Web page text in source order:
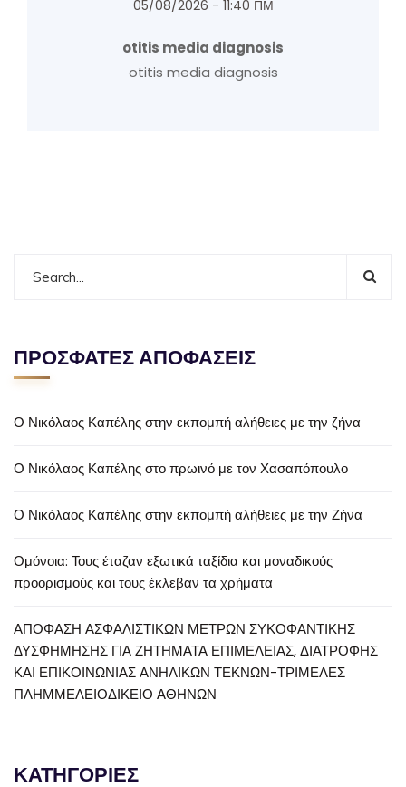
05/08/2026 - 11:40 ΠΜ
otitis media diagnosis
otitis media diagnosis
ΠΡΟΣΦΑΤΕΣ ΑΠΟΦΑΣΕΙΣ
Ο Νικόλαος Καπέλης στην εκπομπή αλήθειες με την ζήνα
Ο Νικόλαος Καπέλης στο πρωινό με τον Χασαπόπουλο
Ο Νικόλαος Καπέλης στην εκπομπή αλήθειες με την Ζήνα
Ομόνοια: Τους έταζαν εξωτικά ταξίδια και μοναδικούς
προορισμούς και τους έκλεβαν τα χρήματα
ΑΠΟΦΑΣΗ ΑΣΦΑΛΙΣΤΙΚΩΝ ΜΕΤΡΩΝ ΣΥΚΟΦΑΝΤΙΚΗΣ
ΔΥΣΦΗΜΗΣΗΣ ΓΙΑ ΖΗΤΗΜΑΤΑ ΕΠΙΜΕΛΕΙΑΣ, ΔΙΑΤΡΟΦΗΣ
ΚΑΙ ΕΠΙΚΟΙΝΩΝΙΑΣ ΑΝΗΛΙΚΩΝ ΤΕΚΝΩΝ-ΤΡΙΜΕΛΕΣ
ΠΛΗΜΜΕΛΕΙΟΔΙΚΕΙΟ ΑΘΗΝΩΝ
ΚΑΤΗΓΟΡΙΕΣ